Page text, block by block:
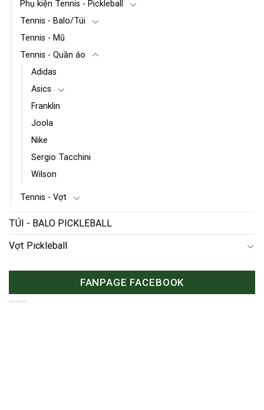
Phụ kiện Tennis - Pickleball
Tennis - Balo/Túi
Tennis - Mũ
Tennis - Quần áo
Adidas
Asics
Franklin
Joola
Nike
Sergio Tacchini
Wilson
Tennis - Vợt
TÚI - BALO PICKLEBALL
Vợt Pickleball
FANPAGE FACEBOOK